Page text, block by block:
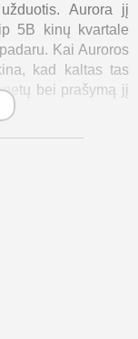
Aurora jį
5B kinų kvartale
Kai Auroros
kad kaltas tas
bei prašymą jį
būti išskersta